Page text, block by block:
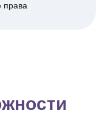
права